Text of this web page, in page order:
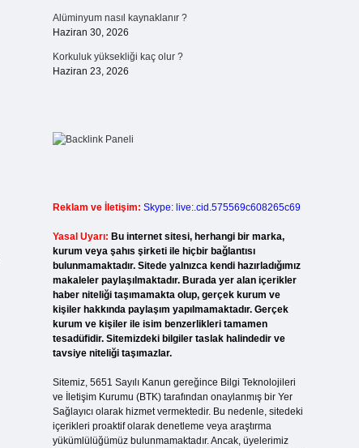
Alüminyum nasıl kaynaklanır ?
Haziran 30, 2026
Korkuluk yüksekliği kaç olur ?
Haziran 23, 2026
Reklam ve İletişim: Skype: live:.cid.575569c608265c69
Yasal Uyarı: Bu internet sitesi, herhangi bir marka,
kurum veya şahıs şirketi ile hiçbir bağlantısı
bulunmamaktadır. Sitede yalnızca kendi hazırladığımız
makaleler paylaşılmaktadır. Burada yer alan içerikler
haber niteliği taşımamakta olup, gerçek kurum ve
kişiler hakkında paylaşım yapılmamaktadır. Gerçek
kurum ve kişiler ile isim benzerlikleri tamamen
tesadüfidir. Sitemizdeki bilgiler taslak halindedir ve
tavsiye niteliği taşımazlar.
Sitemiz, 5651 Sayılı Kanun gereğince Bilgi Teknolojileri
ve İletişim Kurumu (BTK) tarafından onaylanmış bir Yer
Sağlayıcı olarak hizmet vermektedir. Bu nedenle, sitedeki
içerikleri proaktif olarak denetleme veya araştırma
yükümlülüğümüz bulunmamaktadır. Ancak, üyelerimiz